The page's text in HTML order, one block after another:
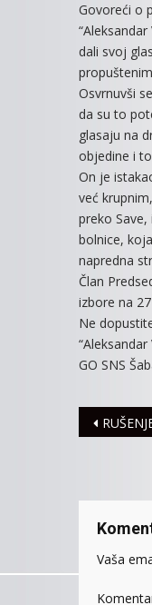
Govoreći o
dali svoj
Osvrnuvši
da su to
glasaju na
objedine i
On je
već
preko
bolnice,
napredna
Član
izbore na
Ne
GO SNS
RUŠENJE
Vaša